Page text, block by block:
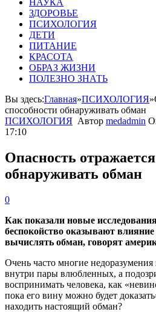
НАУКА
ЗДОРОВЬЕ
ПСИХОЛОГИЯ
ДЕТИ
ПИТАНИЕ
КРАСОТА
ОБРАЗ ЖИЗНИ
ПОЛЕЗНО ЗНАТЬ
Вы здесь:Главная»ПСИХОЛОГИЯ»
способности обнаруживать обман
ПСИХОЛОГИЯ Автор medadmin
17:10
Опасность
обнаруживать обман
0
Как показали новые
беспокойство оказывают влияние
вычислять обман, говорят
Очень часто многие
внутри пары влюбленных, а
воспринимать человека, как
пока его вину можно будет
находить настоящий обман?